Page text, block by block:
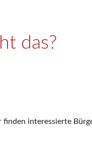
das?
interessierte